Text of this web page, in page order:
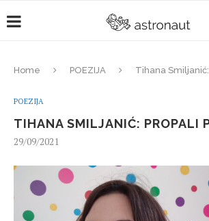
Home POEZIJA Tihana
POEZIJA
TIHANA SMILJANIĆ: PROPALI
29/09/2021